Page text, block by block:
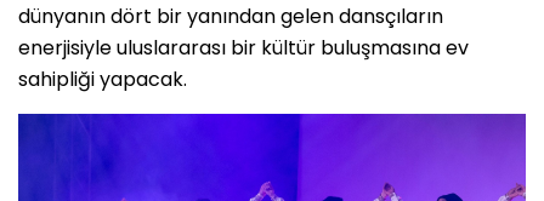
dünyanın dört bir yanından gelen dansçıların
enerjisiyle uluslararası bir kültür buluşmasına ev
sahipliği yapacak.